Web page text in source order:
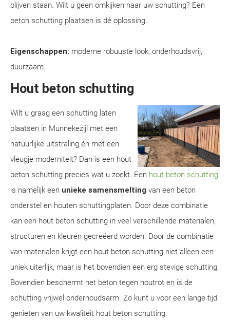
blijven staan. Wilt u geen omkijken naar uw schutting? Een
beton schutting plaatsen is dé oplossing.
Eigenschappen: moderne robuuste look, onderhoudsvrij,
duurzaam.
Hout beton schutting
Wilt u graag een schutting laten
plaatsen in Munnekezijl met een
natuurlijke uitstraling én met een
vleugje moderniteit? Dan is een hout
beton schutting precies wat u zoekt. Een hout beton schutting
is namelijk een unieke samensmelting van een beton
onderstel en houten schuttingplaten. Door deze combinatie
kan een hout beton schutting in veel verschillende materialen,
structuren en kleuren gecreëerd worden. Door de combinatie
van materialen krijgt een hout beton schutting niet alleen een
uniek uiterlijk, maar is het bovendien een erg stevige schutting.
Bovendien beschermt het beton tegen houtrot en is de
schutting vrijwel onderhoudsarm. Zo kunt u voor een lange tijd
genieten van uw kwaliteit hout beton schutting.